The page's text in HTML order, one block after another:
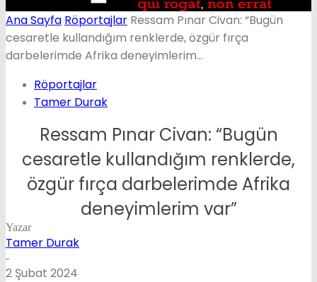
Ana Sayfa Röportajlar Ressam Pınar Civan: “Bugün
cesaretle kullandığım renklerde, özgür fırça
darbelerimde Afrika deneyimlerim...
Röportajlar
Tamer Durak
Ressam Pınar Civan: “Bugün
cesaretle kullandığım renklerde,
özgür fırça darbelerimde Afrika
deneyimlerim var”
Yazar
Tamer Durak
-
2 Şubat 2024